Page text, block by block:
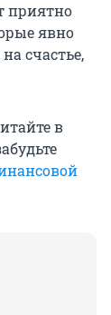
приятно
явно
счастье,
в